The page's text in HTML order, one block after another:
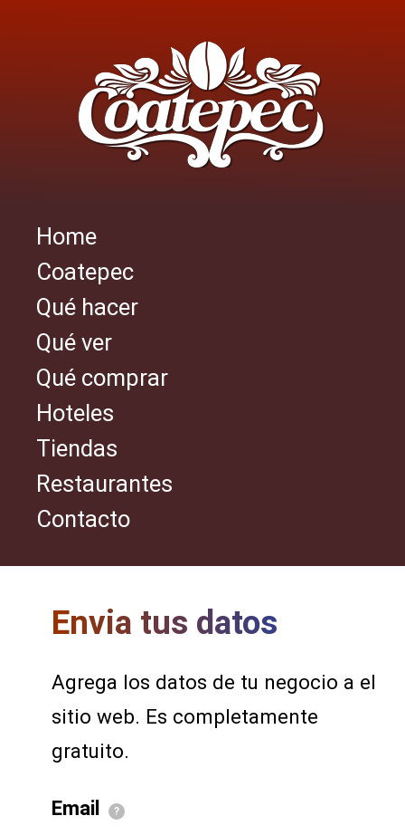
Navegación
principal
Home
Coatepec
Qué hacer
Qué ver
Qué comprar
Hoteles
Tiendas
Restaurantes
Contacto
Envia tus datos
Agrega los datos de tu negocio a el
sitio web. Es completamente
gratuito.
Email ?